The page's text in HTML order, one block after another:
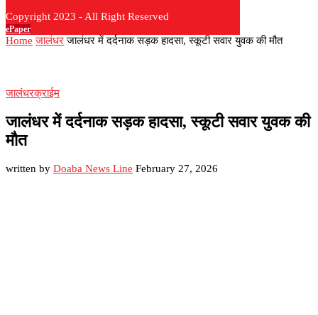
Copyright 2023 - All Right Reserved
ePaper
Home जालंधर जालंधर में दर्दनाक सड़क हादसा, स्कूटी सवार युवक की मौत
जालंधरक्राईम
जालंधर में दर्दनाक सड़क हादसा, स्कूटी सवार युवक की
मौत
written by Doaba News Line February 27, 2026